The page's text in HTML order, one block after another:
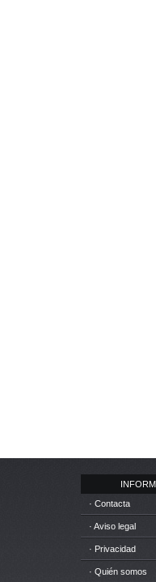
· Contacta
· Aviso legal
· Privacidad
· Quién somos